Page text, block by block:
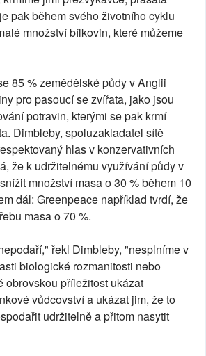
pak během svého životního cyklu
množství bílkovin, které můžeme
85 % zemědělské půdy v Anglii
pro pasoucí se zvířata, jako jsou
potravin, kterými se pak krmí
Dimbleby, spoluzakladatel sítě
hlas v konzervativních
že k udržitelnému využívání půdy v
množství masa o 30 % během 10
dál: Greenpeace například tvrdí, že
masa o 70 %.
řekl Dimbleby, "nesplníme v
biologické rozmanitosti nebo
obrovskou příležitost ukázat
vůdcovství a ukázat jim, že to
udržitelně a přitom nasytit